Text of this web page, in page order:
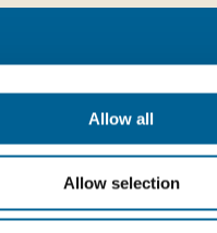
Allow all
Allow selection
Seguici
Facebook
LinkedIn